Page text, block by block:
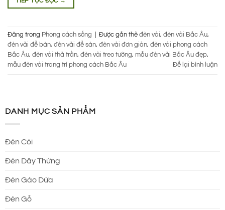
Đăng trong Phong cách sống Được gắn thẻ đèn vải, đèn vải Bắc Âu,
đèn vải để bàn, đèn vải để sàn, đèn vải đơn giản, đèn vải phong cách
Bắc Âu, đèn vải thả trần, đèn vải treo tường, mẫu đèn vải Bắc Âu đẹp,
mẫu đèn vải trang trí phong cách Bắc Âu
Để lại bình luận
DANH MỤC SẢN PHẨM
Đèn Cói
Đèn Dây Thừng
Đèn Gáo Dừa
Đèn Gỗ